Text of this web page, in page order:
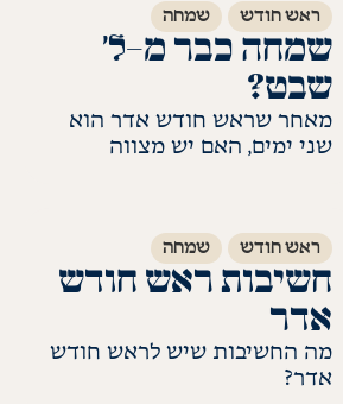
ראש חודש שמחה
שמחה כבר מ-ל׳
שבט?
מאחר שראש חודש אדר הוא
שני ימים, האם יש מצווה
ראש חודש שמחה
חשיבות ראש חודש
אדר
מה החשיבות שיש לראש חודש
אדר?